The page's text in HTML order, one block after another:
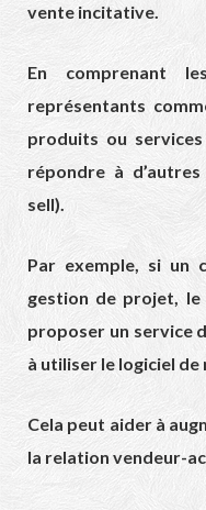
vente incitative.
En comprenant
représentants
produits ou
répondre à
sell).
Par exemple, si un
gestion de projet,
proposer un service
à utiliser le logiciel
Cela peut aider à
la relation vendeur-